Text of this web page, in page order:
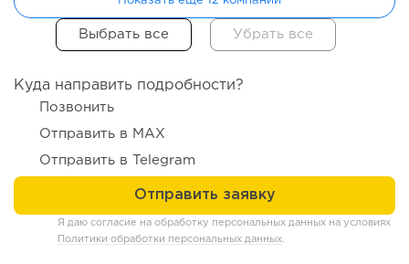
117
Конференции августа 2026: лучшие мероприятия месяца
для бизнеса,...
Куда направить подробности?
Позвонить
Отправить в MAX
Отправить в Telegram
Я даю согласие на обработку персональных данных на условиях
Политики обработки персональных данных.